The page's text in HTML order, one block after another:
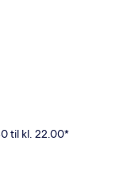
til kl. 22.00*